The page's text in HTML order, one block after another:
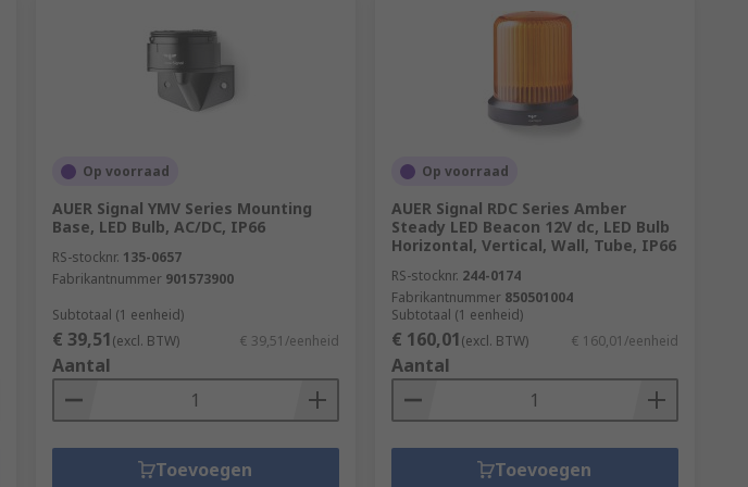
Op voorraad
AUER Signal YMV Series Mounting
Base, LED Bulb, AC/DC, IP66
RS-stocknr. 135-0657
Fabrikantnummer 901573900
Subtotaal (1 eenheid)
€ 39,51(excl. BTW) € 39,51/eenheid
Aantal
Toevoegen
Op voorraad
AUER Signal RDC Series Amber
Steady LED Beacon 12V dc, LED Bulb
Horizontal, Vertical, Wall, Tube, IP66
RS-stocknr. 244-0174
Fabrikantnummer 850501004
Subtotaal (1 eenheid)
€ 160,01(excl. BTW) € 160,01/eenheid
Aantal
Toevoegen